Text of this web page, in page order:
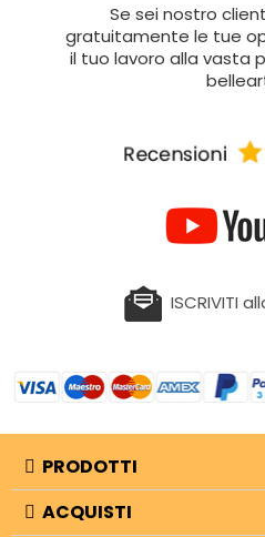
Se sei nostro
gratuitamente le tue
il tuo lavoro alla vasta
ISCRIVITI
PRODOTTI
ACQUISTI